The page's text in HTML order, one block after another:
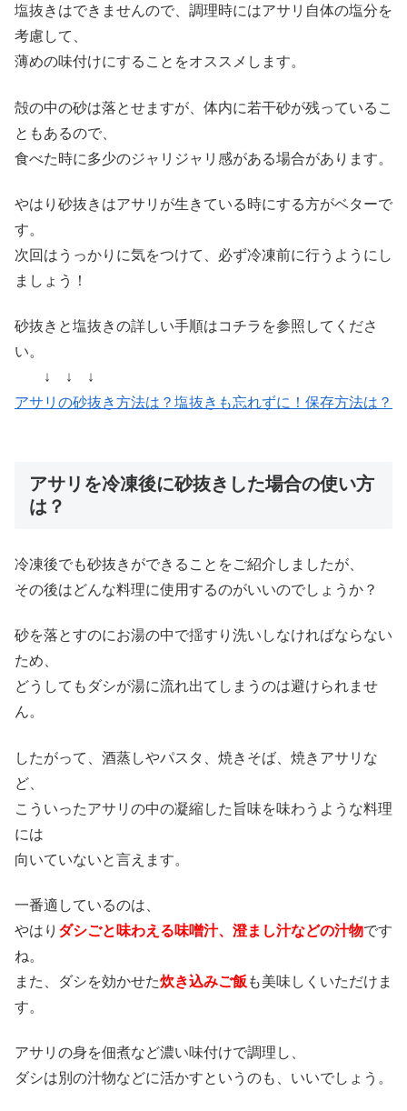
塩抜きはできませんので、調理時にはアサリ自体の塩分を
考慮して、
薄めの味付けにすることをオススメします。
殻の中の砂は落とせますが、体内に若干砂が残っているこ
ともあるので、
食べた時に多少のジャリジャリ感がある場合があります。
やはり砂抜きはアサリが生きている時にする方がベターで
す。
次回はうっかりに気をつけて、必ず冷凍前に行うようにし
ましょう！
砂抜きと塩抜きの詳しい手順はコチラを参照してくださ
い。
↓ ↓ ↓
アサリの砂抜き方法は？塩抜きも忘れずに！保存方法は？
アサリを冷凍後に砂抜きした場合の使い方
は？
冷凍後でも砂抜きができることをご紹介しましたが、
その後はどんな料理に使用するのがいいのでしょうか？
砂を落とすのにお湯の中で揺すり洗いしなければならない
ため、
どうしてもダシが湯に流れ出てしまうのは避けられませ
ん。
したがって、酒蒸しやパスタ、焼きそば、焼きアサリな
ど、
こういったアサリの中の凝縮した旨味を味わうような料理
には
向いていないと言えます。
一番適しているのは、
やはり ダシごと味わえる味噌汁、澄まし汁などの汁物です
ね。
また、ダシを効かせた炊き込みご飯 も美味しくいただけま
す。
アサリの身を佃煮など濃い味付けで調理し、
ダシは別の汁物などに活かすというのも、いいでしょう。